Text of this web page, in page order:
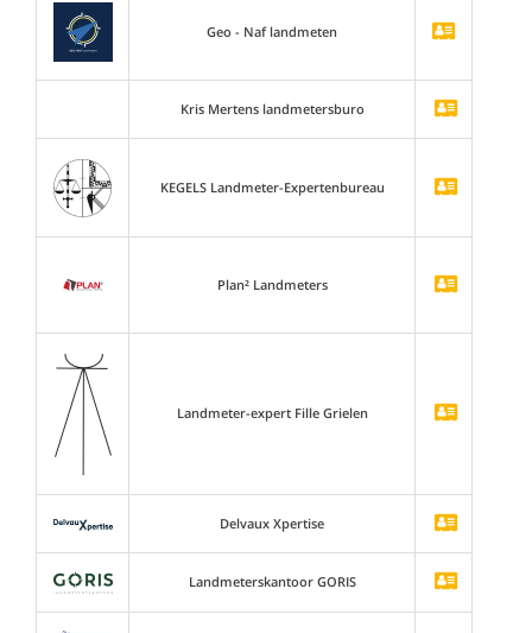
Geo - Naf landmeten
Kris Mertens landmetersburo
KEGELS Landmeter-Expertenbureau
Plan² Landmeters
Landmeter-expert Fille Grielen
Delvaux Xpertise
Landmeterskantoor GORIS